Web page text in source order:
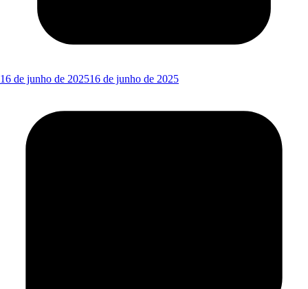
16 de junho de 202516 de junho de 2025